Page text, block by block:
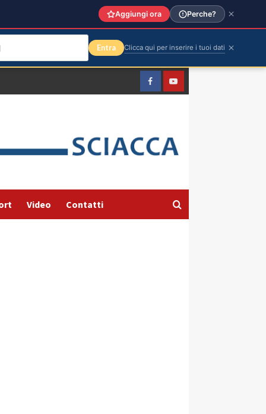
FacebookYountube
Video Contatti
Aggiungi ora Perche?
Entra Clicca qui per inserire i tuoi dati